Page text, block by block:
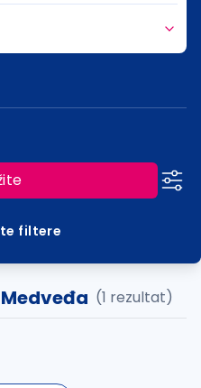
filtere
(1 rezultat)